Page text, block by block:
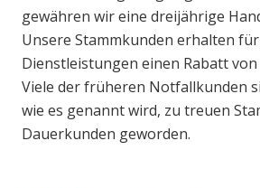
gewähren wir eine dreijährige
Unsere Stammkunden erhalten
Dienstleistungen einen Rabatt
Viele der früheren Notfallkunden
wie es genannt wird, zu treuen
Dauerkunden geworden.